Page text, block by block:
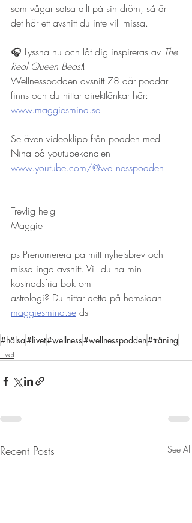
som vågar satsa allt på sin dröm, så är
det här ett avsnitt du inte vill missa.
🎧 Lyssna nu och låt dig inspireras av The
Real Queen Beast!
Wellnesspodden avsnitt 78 där poddar
finns och du hittar direktlänkar här:
www.maggiesmind.se
Se även videoklipp från podden med
Nina på youtubekanalen
www.youtube.com/@wellnesspodden
Trevlig helg
Maggie
ps Prenumerera på mitt nyhetsbrev och
missa inga avsnitt. Vill du ha min
kostnadsfria bok om
astrologi? Du hittar detta på hemsidan
maggiesmind.se ds
#hälsa#livet#wellness#wellnesspodden#träning
Livet
Recent Posts See All